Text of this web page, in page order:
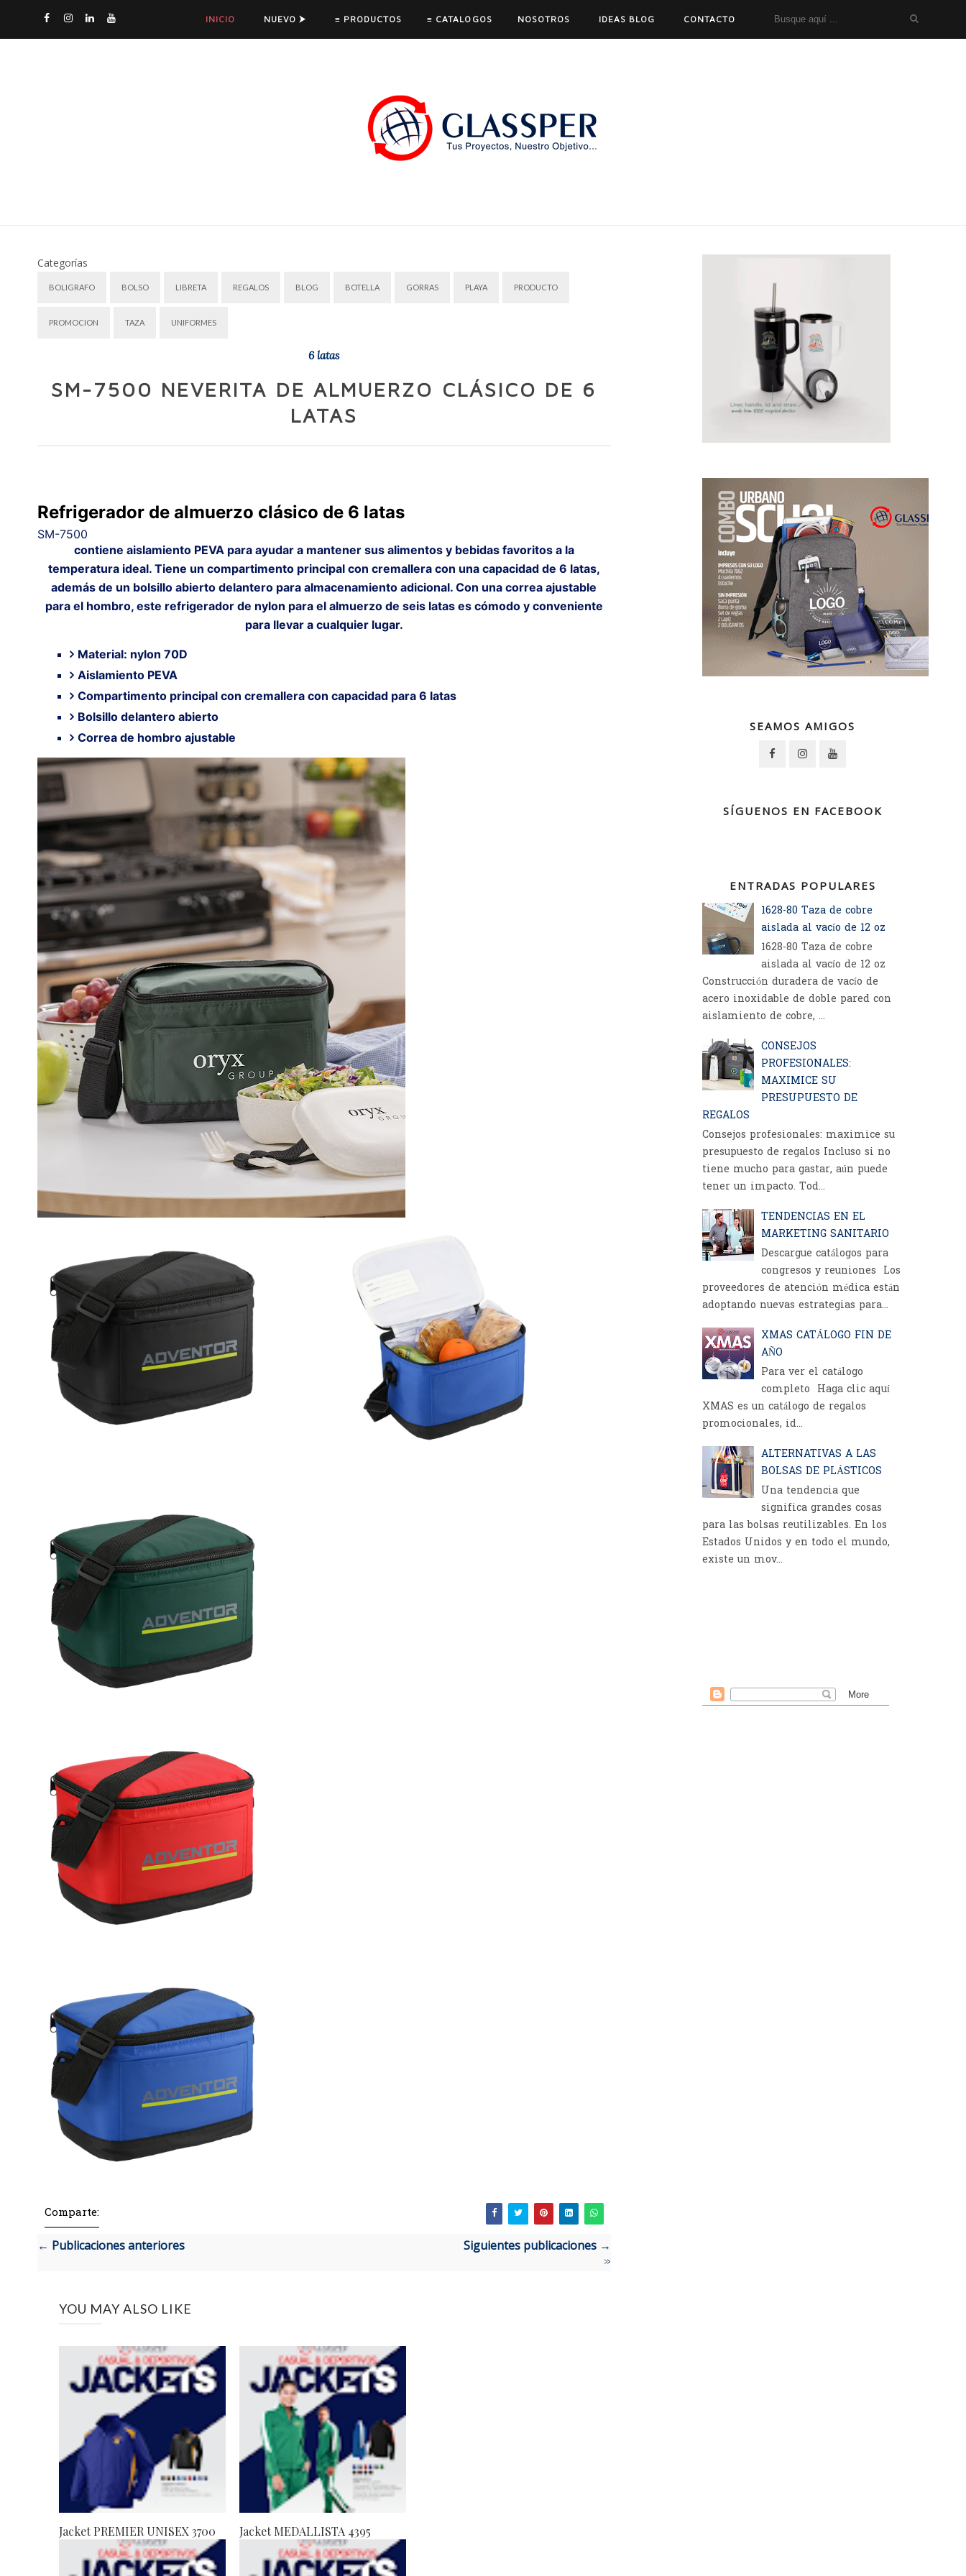
INICIO NUEVO ⮞ ≡ PRODUCTOS ≡ CATALOGOS NOSOTROS IDEAS BLOG CONTACTO
Categorías
BOLIGRAFO BOLSO LIBRETA REGALOS BLOG BOTELLA GORRAS PLAYA PRODUCTO
PROMOCION TAZA UNIFORMES
6 latas
SM-7500 NEVERITA DE ALMUERZO CLÁSICO DE 6
LATAS
Refrigerador de almuerzo clásico de 6 latas
SM-7500
contiene aislamiento PEVA para ayudar a mantener sus alimentos y bebidas favoritos a la
temperatura ideal. Tiene un compartimento principal con cremallera con una capacidad de 6 latas,
además de un bolsillo abierto delantero para almacenamiento adicional. Con una correa ajustable
para el hombro, este refrigerador de nylon para el almuerzo de seis latas es cómodo y conveniente
para llevar a cualquier lugar.
Material: nylon 70D
Aislamiento PEVA
Compartimento principal con cremallera con capacidad para 6 latas
Bolsillo delantero abierto
Correa de hombro ajustable
Comparte:
← Publicaciones anteriores Siguientes publicaciones →
»
YOU MAY ALSO LIKE
Jacket PREMIER UNISEX 3700 Jacket MEDALLISTA 4395
SEAMOS AMIGOS
SÍGUENOS EN FACEBOOK
ENTRADAS POPULARES
1628-80 Taza de cobre
aislada al vacío de 12 oz
1628-80 Taza de cobre
aislada al vacío de 12 oz
Construcción duradera de vacío de
acero inoxidable de doble pared con
aislamiento de cobre, ...
CONSEJOS
PROFESIONALES:
MAXIMICE SU
PRESUPUESTO DE
REGALOS
Consejos profesionales: maximice su
presupuesto de regalos Incluso si no
tiene mucho para gastar, aún puede
tener un impacto. Tod...
TENDENCIAS EN EL
MARKETING SANITARIO
Descargue catálogos para
congresos y reuniones Los
proveedores de atención médica están
adoptando nuevas estrategias para...
XMAS CATÁLOGO FIN DE
AÑO
Para ver el catálogo
completo Haga clic aquí
XMAS es un catálogo de regalos
promocionales, id...
ALTERNATIVAS A LAS
BOLSAS DE PLÁSTICOS
Una tendencia que
significa grandes cosas
para las bolsas reutilizables. En los
Estados Unidos y en todo el mundo,
existe un mov...